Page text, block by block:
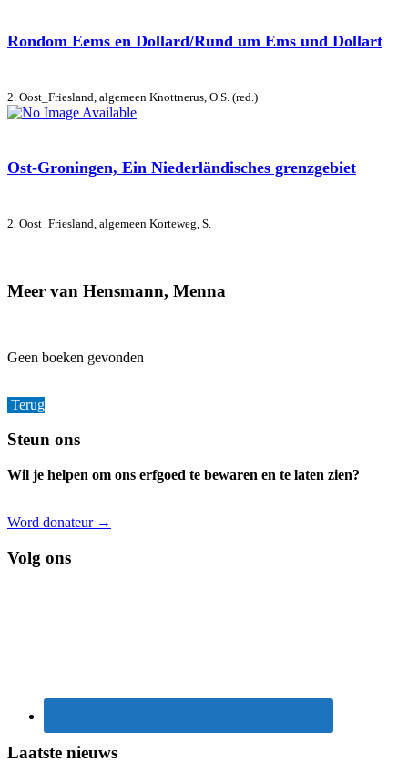
Rondom Eems en Dollard/Rund um Ems und Dollart
2. Oost_Friesland, algemeen Knottnerus, O.S. (red.)
Ost-Groningen, Ein Niederländisches grenzgebiet
2. Oost_Friesland, algemeen Korteweg, S.
Meer van Hensmann, Menna
Geen boeken gevonden
Terug
Footer
Steun ons
Wil je helpen om ons erfgoed te bewaren en te laten zien?
Word donateur →
Volg ons
Laatste nieuws